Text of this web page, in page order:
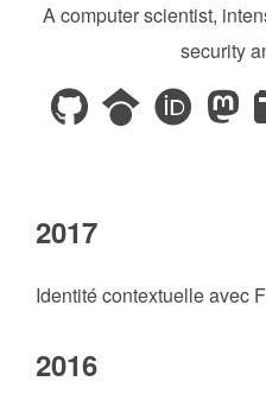
A computer scientist,
security
2017
Identité contextuelle avec
2016